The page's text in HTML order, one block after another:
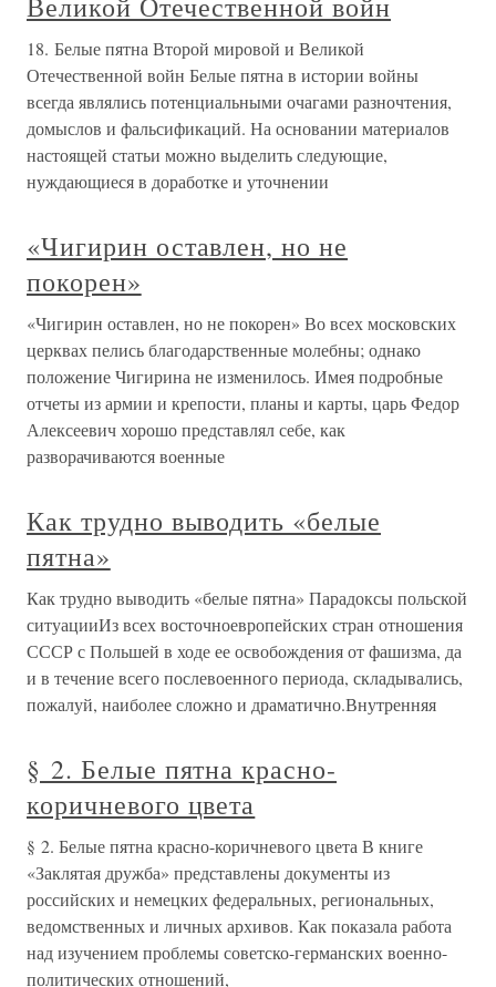
18. Белые пятна Второй мировой и Великой
Отечественной войн Белые пятна в истории войны
всегда являлись потенциальными очагами разночтения,
домыслов и фальсификаций. На основании материалов
настоящей статьи можно выделить следующие,
нуждающиеся в доработке и уточнении
«Чигирин оставлен, но не
покорен»
«Чигирин оставлен, но не покорен» Во всех московских
церквах пелись благодарственные молебны; однако
положение Чигирина не изменилось. Имея подробные
отчеты из армии и крепости, планы и карты, царь Федор
Алексеевич хорошо представлял себе, как
разворачиваются военные
Как трудно выводить «белые
пятна»
Как трудно выводить «белые пятна» Парадоксы польской
ситуацииИз всех восточноевропейских стран отношения
СССР с Польшей в ходе ее освобождения от фашизма, да
и в течение всего послевоенного периода, складывались,
пожалуй, наиболее сложно и драматично.Внутренняя
§ 2. Белые пятна красно-
коричневого цвета
§ 2. Белые пятна красно-коричневого цвета В книге
«Заклятая дружба» представлены документы из
российских и немецких федеральных, региональных,
ведомственных и личных архивов. Как показала работа
над изучением проблемы советско-германских военно-
политических отношений,